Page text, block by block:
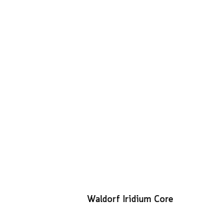
Waldorf Iridium Core